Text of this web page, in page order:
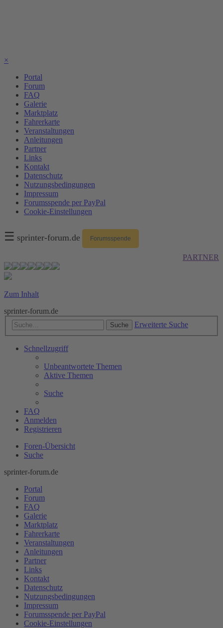
×
Portal
Forum
FAQ
Galerie
Marktplatz
Fahrerkarte
Veranstaltungen
Anleitungen
Partner
Links
Kontakt
Datenschutz
Nutzungsbedingungen
Impressum
Forumsspende per PayPal
Cookie-Einstellungen
☰ sprinter-forum.de Forumsspende
PARTNER
Zum Inhalt
sprinter-forum.de
Suche Erweiterte Suche
Schnellzugriff
Unbeantwortete Themen
Aktive Themen
Suche
FAQ
Anmelden
Registrieren
Foren-Übersicht
Suche
sprinter-forum.de
Portal
Forum
FAQ
Galerie
Marktplatz
Fahrerkarte
Veranstaltungen
Anleitungen
Partner
Links
Kontakt
Datenschutz
Nutzungsbedingungen
Impressum
Forumsspende per PayPal
Cookie-Einstellungen